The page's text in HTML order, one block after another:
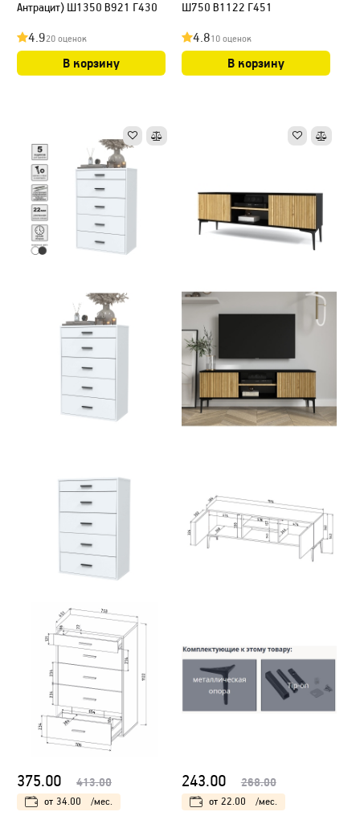
Антрацит) Ш1350 В921 Г430
4.920 оценок
В корзину
Ш750 В1122 Г451
4.810 оценок
В корзину
375.00 413.00
от 34.00 /мес.
243.00 268.00
от 22.00 /мес.